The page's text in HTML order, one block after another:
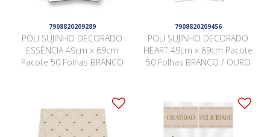
7908820209289
POLI SUJINHO DECORADO
ESSÊNCIA 49cm x 69cm
Pacote 50 Folhas BRANCO
7908820209456
POLI SUJINHO DECORADO
HEART 49cm x 69cm Pacote
50 Folhas BRANCO / OURO